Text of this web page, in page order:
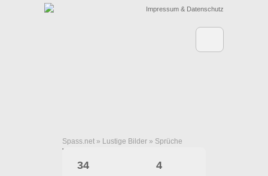
Impressum & Datenschutz
Spass.net » Lustige Bilder » Sprüche
Veganer Reiniger
34 4